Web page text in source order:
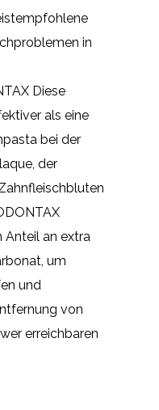
in
Diese
als eine
bei der
der
Anteil an extra
um
und
von
erreichbaren